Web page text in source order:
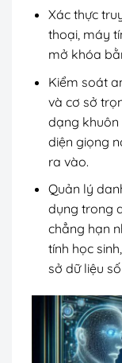
Xác thực
thoại, máy
mở khóa
Kiểm soát
và cơ sở
dạng khuôn
diện giọng
ra vào.
Quản lý
dụng trong
chẳng hạn
tính học
sở dữ liệu